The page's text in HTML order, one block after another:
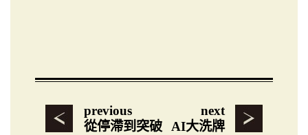
previous
從停滯到突破
next
AI大洗牌